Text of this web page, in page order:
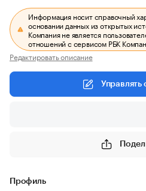
Информация носит справочный
основании данных из открытых
Компания не является
отношений с сервисом РБК
Редактировать описание
Управлять
Профиль